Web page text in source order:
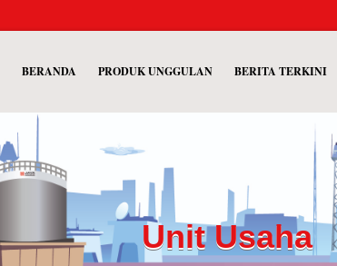
BERANDA PRODUK UNGGULAN BERITA TERKINI
Unit Usaha